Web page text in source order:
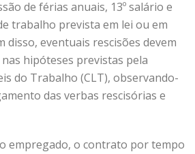
de férias anuais, 13º salário e
trabalho prevista em lei ou em
disso, eventuais rescisões devem
hipóteses previstas pela
do Trabalho (CLT), observando-
das verbas rescisórias e
empregado, o contrato por tempo